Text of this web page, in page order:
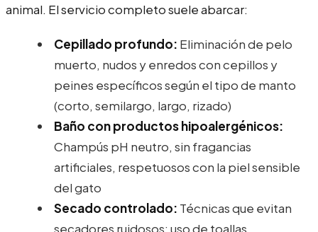
animal. El servicio completo suele abarcar:
Cepillado profundo: Eliminación de pelo
muerto, nudos y enredos con cepillos y
peines específicos según el tipo de manto
(corto, semilargo, largo, rizado)
Baño con productos hipoalergénicos:
Champús pH neutro, sin fragancias
artificiales, respetuosos con la piel sensible
del gato
Secado controlado: Técnicas que evitan
secadores ruidosos; uso de toallas